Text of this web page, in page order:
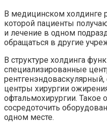
В медицинском холдинге
которой пациенты
и лечение в одном
обращаться в другие
В структуре холдинга
специализированные
центры хирургии
офтальмохирургии. Такое
сосредоточить
одном месте.